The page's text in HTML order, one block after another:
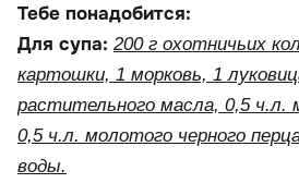
Тебе понадобится:
Для супа: 200 г охотничьих
картошки, 1 морковь, 1
растительного масла, 0,5 ч.л.
0,5 ч.л. молотого черного
воды.